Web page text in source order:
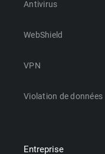
Antivirus
WebShield
VPN
Violation de données
Entreprise